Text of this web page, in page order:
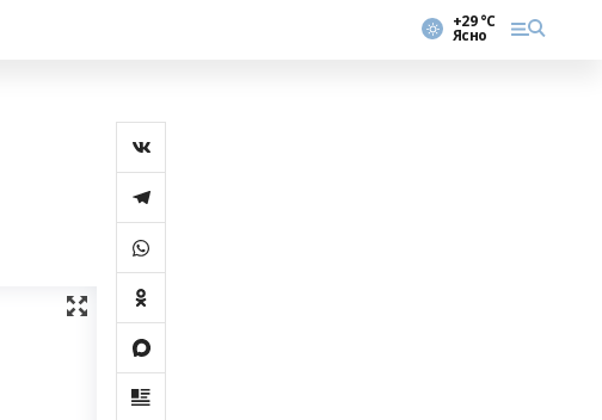
+29 °С
Ясно